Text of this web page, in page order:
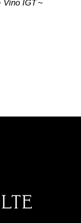
Vino IGT